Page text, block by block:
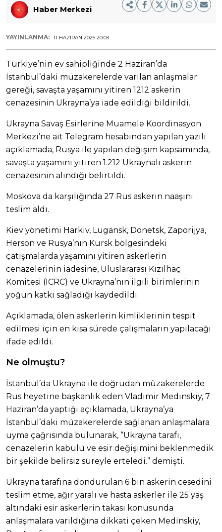
Haber Merkezi
YAYINLANMA: 11 HAZIRAN 2025 20:03
Türkiye’nin ev sahipliğinde 2 Haziran’da
İstanbul’daki müzakerelerde varılan anlaşmalar
gereği, savaşta yaşamını yitiren 1212 askerin
cenazesinin Ukrayna’ya iade edildiği bildirildi.
Ukrayna Savaş Esirlerine Muamele Koordinasyon
Merkezi’ne ait Telegram hesabından yapılan yazılı
açıklamada, Rusya ile yapılan değişim kapsamında,
savaşta yaşamını yitiren 1.212 Ukraynalı askerin
cenazesinin alındığı belirtildi.
Moskova da karşılığında 27 Rus askerin naaşını
teslim aldı.
Kiev yönetimi Harkiv, Lugansk, Donetsk, Zaporijya,
Herson ve Rusya’nın Kursk bölgesindeki
çatışmalarda yaşamını yitiren askerlerin
cenazelerinin iadesine, Uluslararası Kızılhaç
Komitesi (ICRC) ve Ukrayna’nın ilgili birimlerinin
yoğun katkı sağladığı kaydedildi.
Açıklamada, ölen askerlerin kimliklerinin tespit
edilmesi için en kısa sürede çalışmaların yapılacağı
ifade edildi.
Ne olmuştu?
İstanbul’da Ukrayna ile doğrudan müzakerelerde
Rus heyetine başkanlık eden Vladimir Medinskiy, 7
Haziran’da yaptığı açıklamada, Ukrayna’ya
İstanbul’daki müzakerelerde sağlanan anlaşmalara
uyma çağrısında bulunarak, “Ukrayna tarafı,
cenazelerin kabulü ve esir değişimini beklenmedik
bir şekilde belirsiz süreyle erteledi.” demişti.
Ukrayna tarafına dondurulan 6 bin askerin cesedini
teslim etme, ağır yaralı ve hasta askerler ile 25 yaş
altındaki esir askerlerin takası konusunda
anlaşmalara varıldığına dikkati çeken Medinskiy,